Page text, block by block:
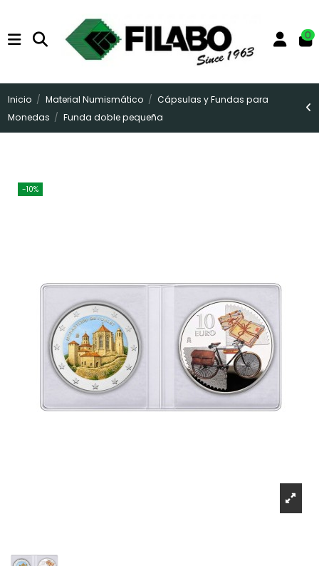
0
Inicio Material Numismático
Cápsulas y Fundas para
Monedas
Funda doble pequeña
-10%